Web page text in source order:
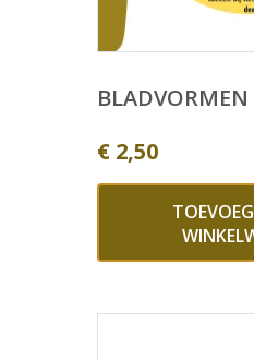
BLADVORMEN
€ 2,50